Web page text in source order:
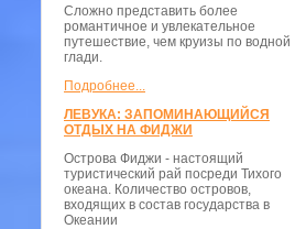
Сложно представить более
романтичное и увлекательное
путешествие, чем круизы по водной
глади.
Подробнее...
ЛЕВУКА: ЗАПОМИНАЮЩИЙСЯ
ОТДЫХ НА ФИДЖИ
Острова Фиджи - настоящий
туристический рай посреди Тихого
океана. Количество островов,
входящих в состав государства в
Океании